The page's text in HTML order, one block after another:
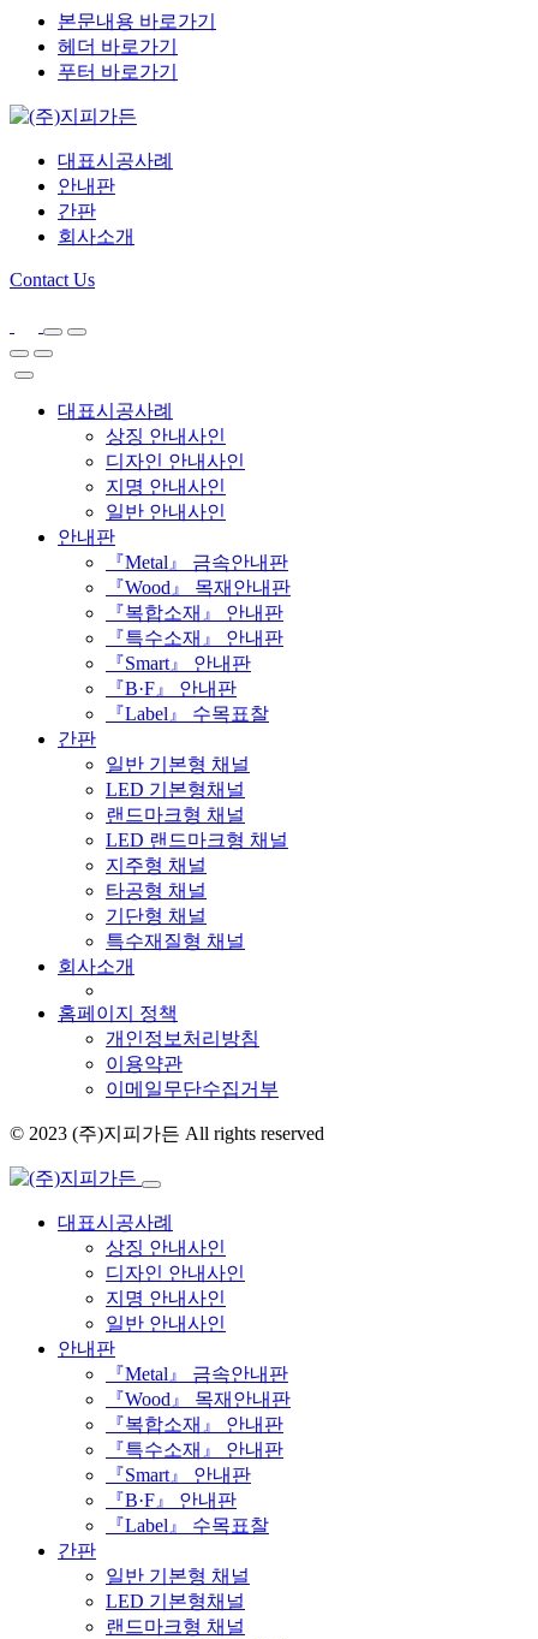
본문내용 바로가기
헤더 바로가기
푸터 바로가기
대표시공사례
안내판
간판
회사소개
Contact Us
대표시공사례
상징 안내사인
디자인 안내사인
지명 안내사인
일반 안내사인
안내판
『Metal』 금속안내판
『Wood』 목재안내판
『복합소재』 안내판
『특수소재』 안내판
『Smart』 안내판
『B·F』 안내판
『Label』 수목표찰
간판
일반 기본형 채널
LED 기본형채널
랜드마크형 채널
LED 랜드마크형 채널
지주형 채널
타공형 채널
기단형 채널
특수재질형 채널
회사소개
홈페이지 정책
개인정보처리방침
이용약관
이메일무단수집거부
© 2023 (주)지피가든 All rights reserved
대표시공사례
상징 안내사인
디자인 안내사인
지명 안내사인
일반 안내사인
안내판
『Metal』 금속안내판
『Wood』 목재안내판
『복합소재』 안내판
『특수소재』 안내판
『Smart』 안내판
『B·F』 안내판
『Label』 수목표찰
간판
일반 기본형 채널
LED 기본형채널
랜드마크형 채널